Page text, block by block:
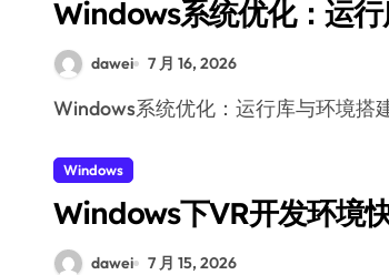
Windows系统优化：运
dawei 7 月 16, 2026
Windows系统优化：运行库与环境搭
Windows
Windows下VR开发环境
dawei 7 月 15, 2026